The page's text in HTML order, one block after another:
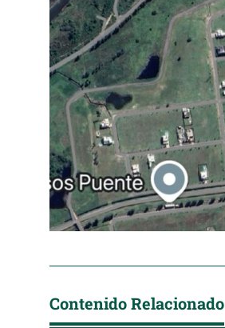
Contenido Relacionado